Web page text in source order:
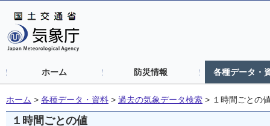
ホーム 防災情報 各種データ・
ホーム > 各種データ・資料 > 過去の気象データ検索 > １時間ごとの
１時間ごとの値